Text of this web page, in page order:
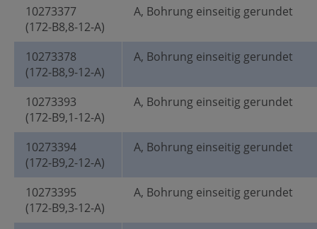
10273377
(172-B8,8-12-A)
A, Bohrung einseitig gerundet
10273378
(172-B8,9-12-A)
A, Bohrung einseitig gerundet
10273393
(172-B9,1-12-A)
A, Bohrung einseitig gerundet
10273394
(172-B9,2-12-A)
A, Bohrung einseitig gerundet
10273395
(172-B9,3-12-A)
A, Bohrung einseitig gerundet